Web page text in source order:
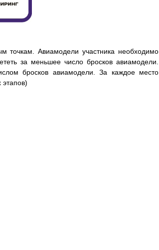
точкам. Авиамодели участника необходимо
за меньшее число бросков авиамодели.
бросков авиамодели. За каждое место